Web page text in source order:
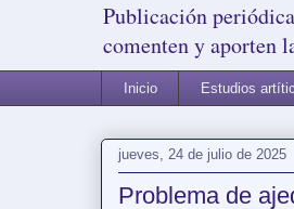
Publicación
comenten y aporten
Inicio Estudios
jueves, 24 de julio de 2025
Problema de